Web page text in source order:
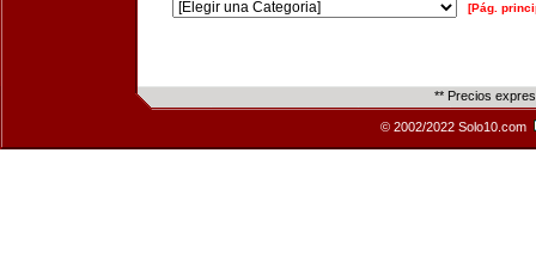
[Pág.
** Precios
© 2002/2022 Solo10.com